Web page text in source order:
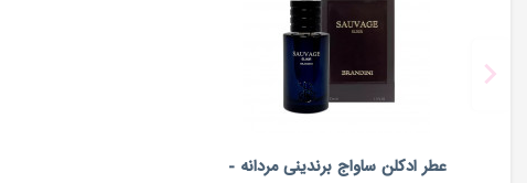
عطر ادکلن ساواج برندینی مردانه -